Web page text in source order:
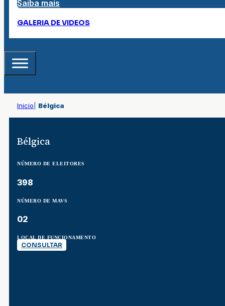
Saiba mais
GALERIA DE VIDEOS
Inicio Bélgica
Bélgica
NÚMERO DE ELEITORES
398
NÚMERO DE MAVS
02
LOCAL DE FUNCIONAMENTO
CONSULTAR